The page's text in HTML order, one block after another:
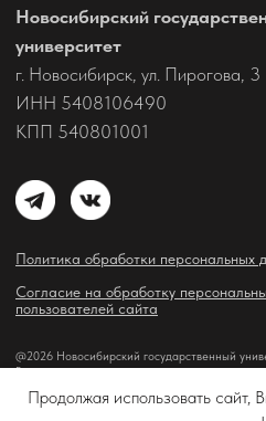
Продолжая использовать сайт,